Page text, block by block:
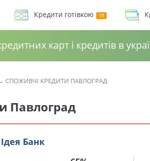
Кредити готівкою
карт і кредитів в
СПОЖИВЧІ КРЕДИТИ ПАВЛОГРАД
Павлоград
Банк